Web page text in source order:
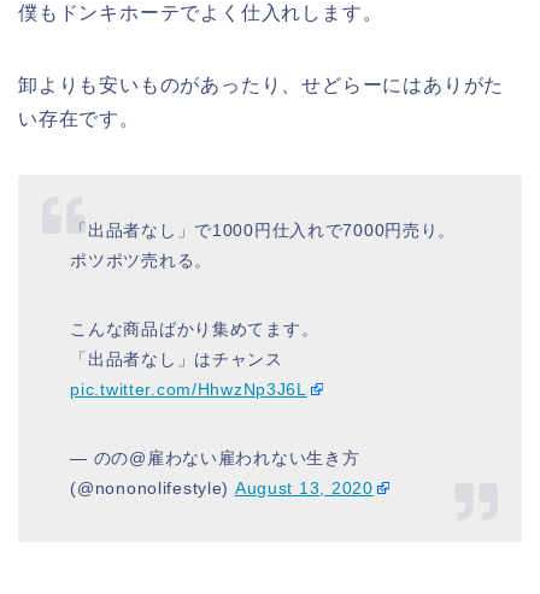
僕もドンキホーテでよく仕入れします。
卸よりも安いものがあったり、せどらーにはありがた
い存在です。
「出品者なし」で1000円仕入れで7000円売り。
ポツポツ売れる。
こんな商品ばかり集めてます。
「出品者なし」はチャンス
pic.twitter.com/HhwzNp3J6L
— のの@雇わない雇われない生き方
(@nononolifestyle) August 13, 2020